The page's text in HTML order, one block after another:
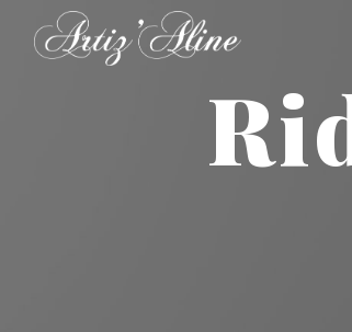
rideaux sur mesure le
Panneau de gestion des cookies